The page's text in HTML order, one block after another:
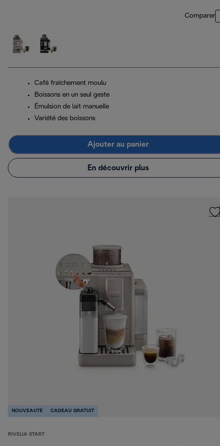
Comparer
Café fraîchement moulu
Boissons en un seul geste
Émulsion de lait manuelle
Variété des boissons
Ajouter au panier
En découvrir plus
NOUVEAUTÉ CADEAU GRATUIT
RIVELIA START